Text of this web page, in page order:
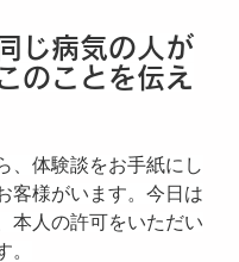
じ病気の人が
のことを伝え
、体験談をお手紙にし
客様がいます。今日は
本人の許可をいただい
。